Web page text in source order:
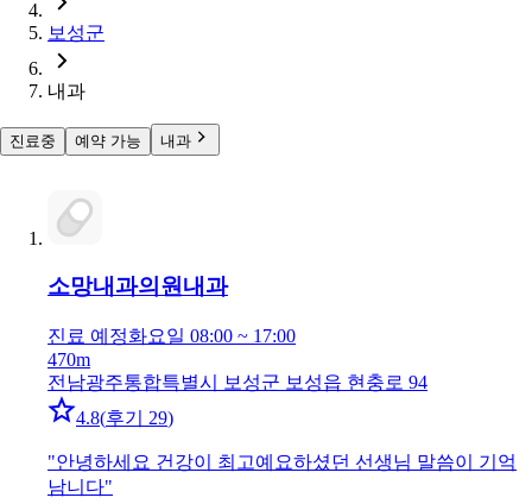
보성군
내과
진료중 예약 가능 내과
소망내과의원내과
진료 예정화요일 08:00 ~ 17:00
470m
전남광주통합특별시 보성군 보성읍 현충로 94
4.8(후기 29)
"안녕하세요 건강이 최고예요하셨던 선생님 말씀이 기억
남니다"